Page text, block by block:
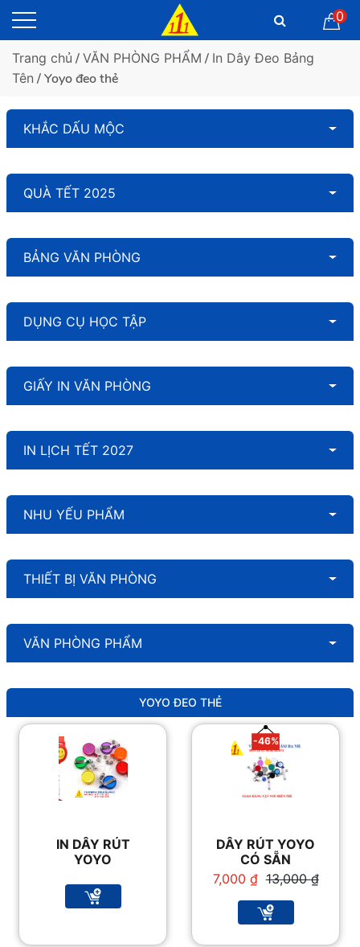
0
Trang chủ / VĂN PHÒNG PHẨM / In Dây Đeo Bảng
Tên / Yoyo đeo thẻ
KHẮC DẤU MỘC
QUÀ TẾT 2025
BẢNG VĂN PHÒNG
DỤNG CỤ HỌC TẬP
GIẤY IN VĂN PHÒNG
IN LỊCH TẾT 2027
NHU YẾU PHẨM
THIẾT BỊ VĂN PHÒNG
VĂN PHÒNG PHẨM
YOYO ĐEO THẺ
IN DÂY RÚT
YOYO
-46%
DÂY RÚT YOYO
CÓ SẴN
13,000₫
Giá
là:
13,000 ₫.
7,000 ₫ Giá
tại
là: